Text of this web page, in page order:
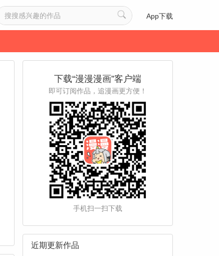
App下载
下载“漫漫漫画”客户端
即可订阅作品，追漫画更方便！
手机扫一扫下载
近期更新作品